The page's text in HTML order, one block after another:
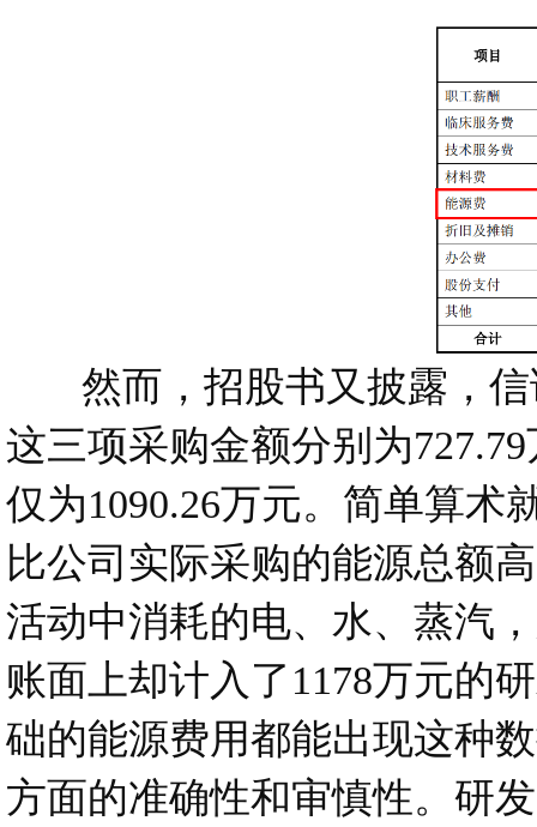
然而，招股书又披露，信
这三项采购金额分别为
仅为1090.26万元。简单算术
比公司实际采购的能源总额
活动中消耗的电、水、蒸汽
账面上却计入了1178万元的
础的能源费用都能出现这种
方面的准确性和审慎性。研